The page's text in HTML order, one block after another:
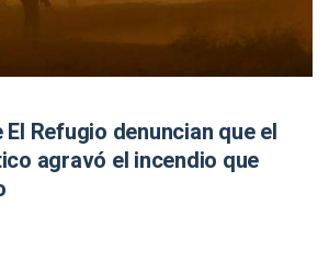
Refugio denuncian que el
agravó el incendio que